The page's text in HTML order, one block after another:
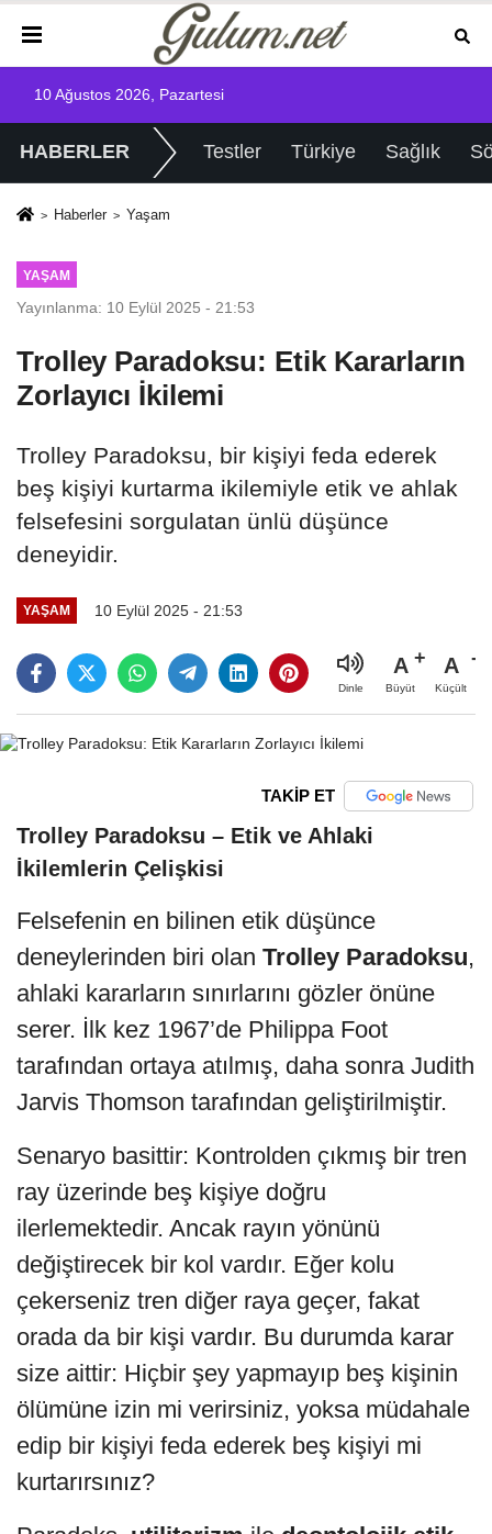
10 Ağustos 2026, Pazartesi
HABERLER Testler Türkiye Sağlık
Haberler Yaşam
YAŞAM
Yayınlanma: 10 Eylül 2025 - 21:53
Trolley Paradoksu: Etik Kararların
Zorlayıcı İkilemi
Trolley Paradoksu, bir kişiyi feda ederek
beş kişiyi kurtarma ikilemiyle etik ve ahlak
felsefesini sorgulatan ünlü düşünce
deneyidir.
YAŞAM 10 Eylül 2025 - 21:53
Dinle
A
Büyüt
A
Küçült
TAKİP ET
Trolley Paradoksu – Etik ve Ahlaki
İkilemlerin Çelişkisi
Felsefenin en bilinen etik düşünce
deneylerinden biri olan Trolley Paradoksu,
ahlaki kararların sınırlarını gözler önüne
serer. İlk kez 1967’de Philippa Foot
tarafından ortaya atılmış, daha sonra Judith
Jarvis Thomson tarafından geliştirilmiştir.
Senaryo basittir: Kontrolden çıkmış bir tren
ray üzerinde beş kişiye doğru
ilerlemektedir. Ancak rayın yönünü
değiştirecek bir kol vardır. Eğer kolu
çekerseniz tren diğer raya geçer, fakat
orada da bir kişi vardır. Bu durumda karar
size aittir: Hiçbir şey yapmayıp beş kişinin
ölümüne izin mi verirsiniz, yoksa müdahale
edip bir kişiyi feda ederek beş kişiyi mi
kurtarırsınız?